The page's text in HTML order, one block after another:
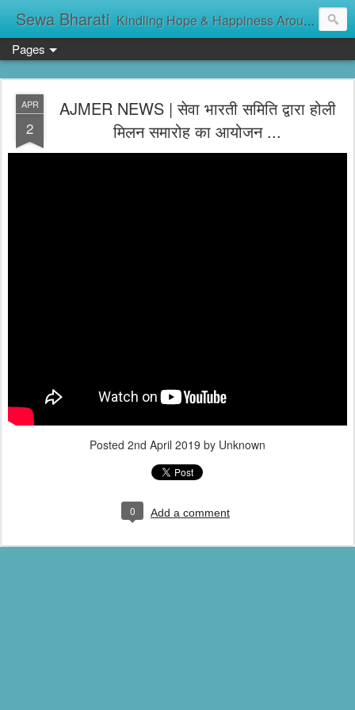
Sewa Bharati Kindling Hope & Happiness Around सेवा भारती சேவாபாரதி సేవా భారతి സേവാഭാരതി સેવા ભારતી সেবা ভাঁরাটি
Pages
APR
2
AJMER NEWS | सेवा भारती समिति द्वारा होली
मिलन समारोह का आयोजन ...
Posted 2nd April 2019 by Unknown
0 Add a comment